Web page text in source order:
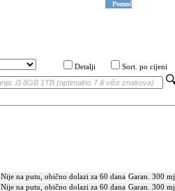
Pomoć
Detalji Sort. po cijeni
Nije na putu, obično dolazi za 60 dana Garan. 300 mj.
Nije na putu, obično dolazi za 60 dana Garan. 300 mj.